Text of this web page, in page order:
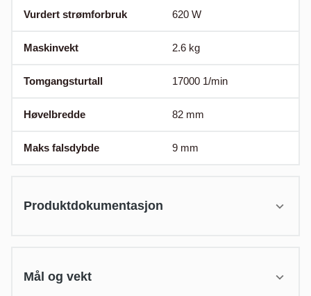
Vurdert strømforbruk 620 W
Maskinvekt 2.6 kg
Tomgangsturtall 17000 1/min
Høvelbredde 82 mm
Maks falsdybde 9 mm
Produktdokumentasjon
Mål og vekt